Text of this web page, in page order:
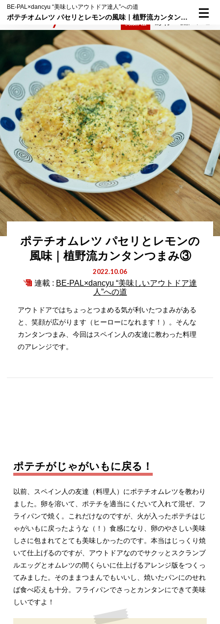
BE-PAL×dancyu “美味しいアウトドア達人”への道
ポテチオムレツ パセリとレモンの風味｜植野流カンタンつまみ③
ポテチオムレツ パセリとレモンの
風味｜植野流カンタンつまみ③
2022.10.06
連載 : BE-PAL×dancyu “美味しいアウトドア達
人”への道
アウトドアではちょっとつまめる気が利いたつまみがある
と、笑顔が広がります（ヒーローになれます！）。そんな
カンタンつまみ、今回はスペイン人の友達に教わった料理
のアレンジです。
ポテチがじゃがいもに戻る！
以前、スペイン人の友達（料理人）にポテチオムレツを教わり
ました。卵を溶いて、ポテチを適当にくだいて入れて混ぜ、フ
ライパンで焼く。これだけなのですが、火が入ったポテチはじ
ゃがいもに戻ったような（！）食感になり、卵のやさしい美味
しさに包まれてとても美味しかったのです。本当はじっくり焼
いて仕上げるのですが、アウトドアなのでサクッとスクランブ
ルエッグとオムレツの間くらいに仕上げるアレンジ版をつくっ
てみました。そのままつまんでもいいし、焼いたパンにのせれ
ば食べ応えも十分。フライパンでさっとカンタンにできて美味
しいですよ！